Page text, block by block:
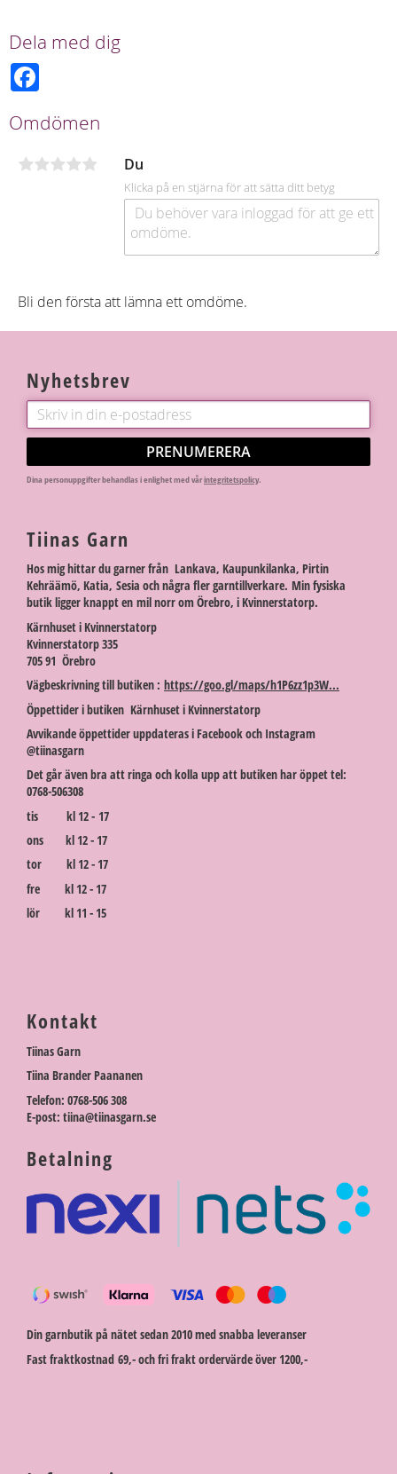
Dela med dig
b
o
k
Omdömen
Du
Klicka på en stjärna för att sätta ditt betyg
Bli den första att lämna ett omdöme.
Nyhetsbrev
PRENUMERERA
Dina personuppgifter behandlas i enlighet med vårintegritetspolicy.
Tiinas Garn
Hos mig hittar du garner från Lankava, Kaupunkilanka, Pirtin
Kehräämö, Katia, Sesia och några fler garntillverkare. Min fysiska
butik ligger knappt en mil norr om Örebro, i Kvinnerstatorp.
Kärnhuset i Kvinnerstatorp
Kvinnerstatorp 335
705 91 Örebro
Vägbeskrivning till butiken : https://goo.gl/maps/h1P6zz1p3W...
Öppettider i butiken Kärnhuset i Kvinnerstatorp
Avvikande öppettider uppdateras i Facebook och Instagram
@tiinasgarn
Det går även bra att ringa och kolla upp att butiken har öppet tel:
0768-506308
tis kl 12 - 17
ons kl 12 - 17
tor kl 12 - 17
fre kl 12 - 17
lör kl 11 - 15
Kontakt
Tiinas Garn
Tiina Brander Paananen
Telefon: 0768-506 308
E-post: tiina@tiinasgarn.se
Betalning
Din garnbutik på nätet sedan 2010 med snabba leveranser
Fast fraktkostnad 69,- och fri frakt ordervärde över 1200,-